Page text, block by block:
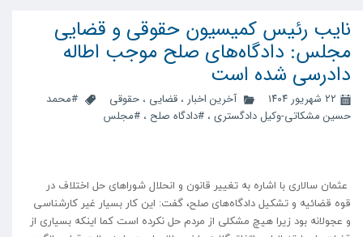
نایب رئیس کمیسیون حقوقی و قضایی
مجلس: دادگاه‌های صلح موجب اطاله
دادرسی شده است
۲۲ شهریور ۱۴۰۴ آخرین اخبار ، قضایی ، حقوقی
#محمد
حسین مشکاتی-وکیل دادگستری ، #دادگاه صلح ، #مجلس
عثمان سالاری با اشاره به تغییر قانون و انحلال شوراهای حل اختلاف در
قوه قضائیه و تشکیل دادگاه‌های صلح، گفت: این کار بسیار غیر کارشناسی
و عجولانه بود زیرا هیچ مشکلی از مردم حل نکرده است کما اینکه بسیاری از